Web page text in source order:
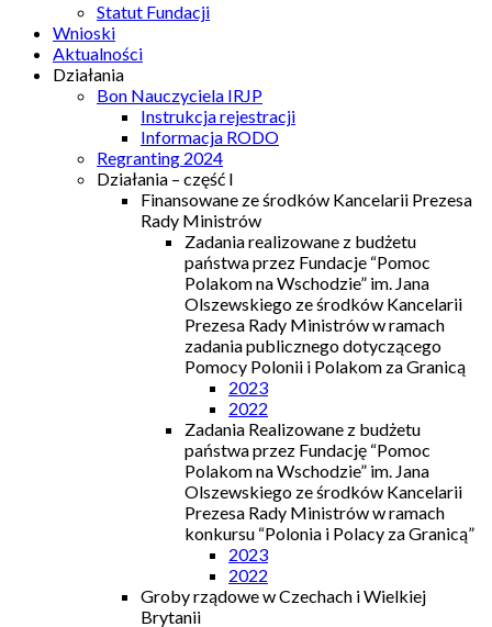
Statut Fundacji
Wnioski
Aktualności
Działania
Bon Nauczyciela IRJP
Instrukcja rejestracji
Informacja RODO
Regranting 2024
Działania – część I
Finansowane ze środków Kancelarii Prezesa
Rady Ministrów
Zadania realizowane z budżetu
państwa przez Fundacje “Pomoc
Polakom na Wschodzie” im. Jana
Olszewskiego ze środków Kancelarii
Prezesa Rady Ministrów w ramach
zadania publicznego dotyczącego
Pomocy Polonii i Polakom za Granicą
2023
2022
Zadania Realizowane z budżetu
państwa przez Fundację “Pomoc
Polakom na Wschodzie” im. Jana
Olszewskiego ze środków Kancelarii
Prezesa Rady Ministrów w ramach
konkursu “Polonia i Polacy za Granicą”
2023
2022
Groby rządowe w Czechach i Wielkiej
Brytanii